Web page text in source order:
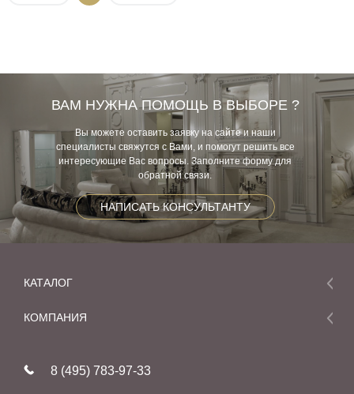
ВАМ НУЖНА ПОМОЩЬ В ВЫБОРЕ ?
Вы можете оставить заявку на сайте и наши
специалисты свяжутся с Вами, и помогут решить все
интересующие Вас вопросы. Заполните форму для
обратной связи.
НАПИСАТЬ КОНСУЛЬТАНТУ
КАТАЛОГ
Мебель
КОМПАНИЯ
Реставрация
8 (495) 783-97-33